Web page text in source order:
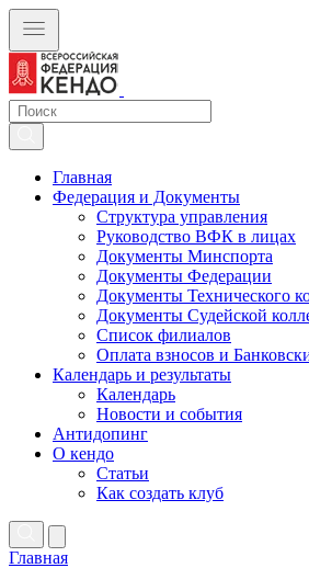
Главная
Федерация и Документы
Структура управления
Руководство ВФК в лицах
Документы Минспорта
Документы Федерации
Документы Технического
Документы Судейской
Список филиалов
Оплата взносов и
Календарь и результаты
Календарь
Новости и события
Антидопинг
О кендо
Статьи
Как создать клуб
Главная